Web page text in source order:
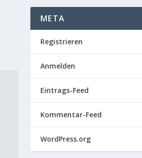
META
Registrieren
Anmelden
Eintrags-Feed
Kommentar-Feed
WordPress.org